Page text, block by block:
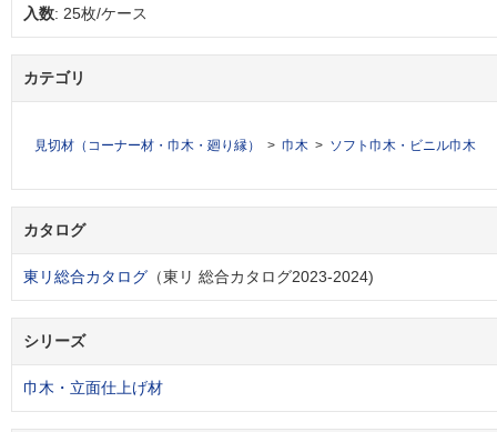
入数: 25枚/ケース
カテゴリ
見切材（コーナー材・巾木・廻り縁） 巾木 ソフト巾木・ビニル巾木
カタログ
東リ総合カタログ （東リ 総合カタログ2023-2024)
シリーズ
巾木・立面仕上げ材